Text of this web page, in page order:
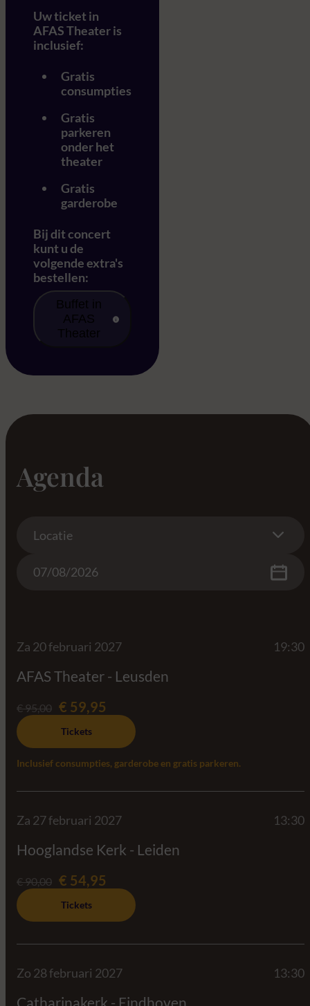
Uw ticket in
AFAS Theater is
inclusief:
Gratis
consumpties
Gratis
parkeren
onder het
theater
Gratis
garderobe
Bij dit concert
kunt u de
volgende extra's
bestellen:
Buffet in
AFAS
Theater
Agenda
Locatie
Za 20 februari 2027 19:30
AFAS Theater - Leusden
€ 95,00 € 59,95
Tickets
Inclusief consumpties, garderobe en gratis parkeren.
Za 27 februari 2027 13:30
Hooglandse Kerk - Leiden
€ 90,00 € 54,95
Tickets
Zo 28 februari 2027 13:30
Catharinakerk - Eindhoven